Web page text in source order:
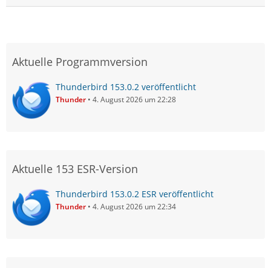
Aktuelle Programmversion
Thunderbird 153.0.2 veröffentlicht
Thunder 4. August 2026 um 22:28
Aktuelle 153 ESR-Version
Thunderbird 153.0.2 ESR veröffentlicht
Thunder 4. August 2026 um 22:34